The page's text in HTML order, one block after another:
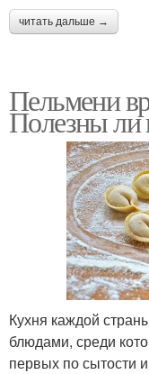
читать дальше →
Пельмени
Полезны ли
Кухня каждой
блюдами, среди
первых по сытости